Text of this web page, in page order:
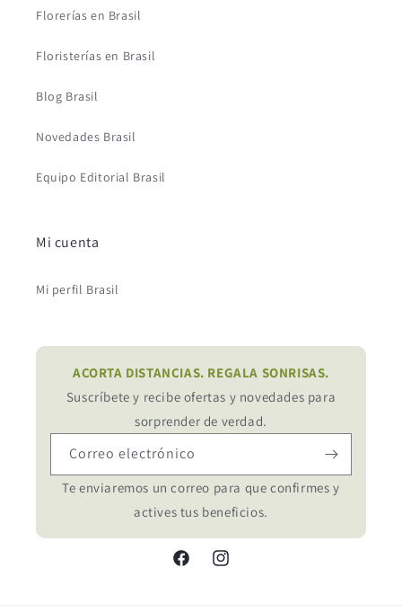
Florerías en Brasil
Floristerías en Brasil
Blog Brasil
Novedades Brasil
Equipo Editorial Brasil
Mi cuenta
Mi perfil Brasil
ACORTA DISTANCIAS. REGALA SONRISAS.
Suscríbete y recibe ofertas y novedades para
sorprender de verdad.
Correo electrónico
Te enviaremos un correo para que confirmes y
actives tus beneficios.
FacebookInstagram